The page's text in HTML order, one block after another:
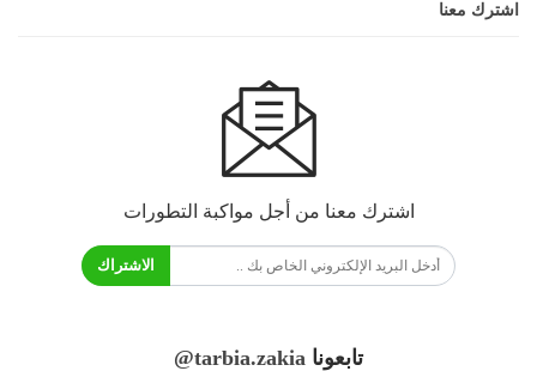
اشترك معنا
اشترك معنا من أجل مواكبة التطورات
الاشتراك
تابعونا @tarbia.zakia